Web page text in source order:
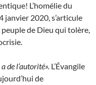
L’homélie du
janvier 2020, s’articule
de Dieu qui tolère,
de l’autorité». L’Évangile
de